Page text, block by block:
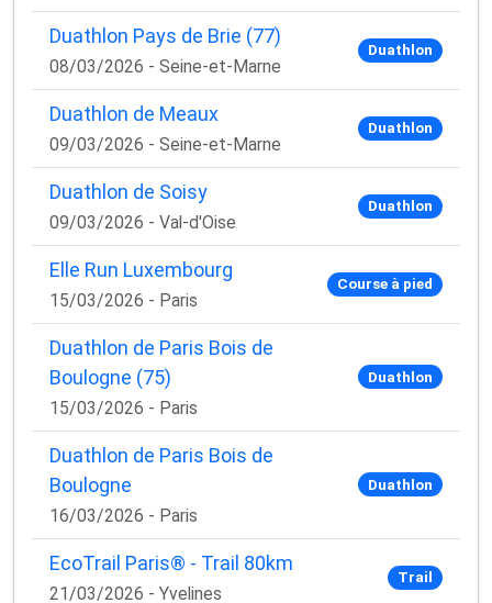
Duathlon Pays de Brie (77)
08/03/2026 - Seine-et-Marne
Duathlon
Duathlon de Meaux
09/03/2026 - Seine-et-Marne
Duathlon
Duathlon de Soisy
09/03/2026 - Val-d'Oise
Duathlon
Elle Run Luxembourg
15/03/2026 - Paris
Course à pied
Duathlon de Paris Bois de
Boulogne (75)
15/03/2026 - Paris
Duathlon
Duathlon de Paris Bois de
Boulogne
16/03/2026 - Paris
Duathlon
EcoTrail Paris® - Trail 80km
21/03/2026 - Yvelines
Trail